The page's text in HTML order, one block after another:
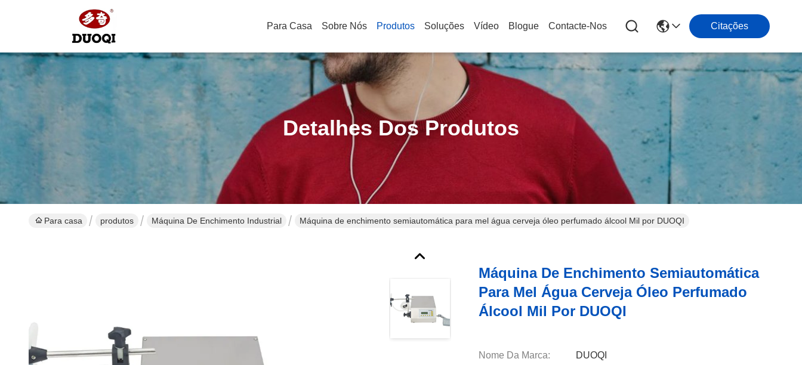
Para Casa Sobre Nós Produtos Soluções Vídeo Blogue Contacte-Nos Citações
Detalhes Dos Produtos
Para casa produtos Máquina De Enchimento Industrial Máquina de enchimento semiautomática para mel água cerveja óleo perfumado álcool Mil por DUOQI
Máquina De Enchimento Semiautomática
Para Mel Água Cerveja Óleo Perfumado
Álcool Mil Por DUOQI
Nome Da Marca: DUOQI